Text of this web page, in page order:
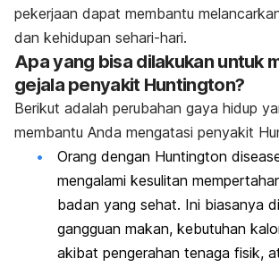
pekerjaan dapat membantu
dan kehidupan sehari-hari.
Apa yang bisa dilakukan untuk
gejala penyakit Huntington?
Berikut adalah perubahan gaya hidup
membantu Anda mengatasi penyakit
Orang dengan Huntington
mengalami kesulitan
badan yang sehat. Ini biasanya
gangguan makan, kebutuhan
akibat pengerahan tenaga fisik,